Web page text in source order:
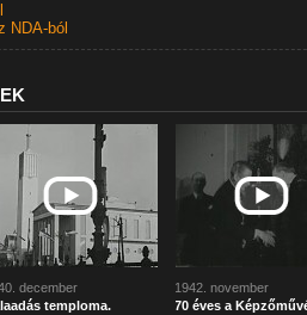
NDA-ból
december
temploma.
1942. november
70 éves a